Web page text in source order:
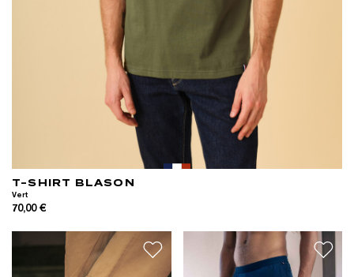
T-SHIRT BLASON
Vert
70,00 €